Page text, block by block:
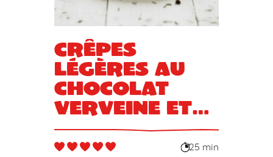
Crêpes
légères au
chocolat
verveine et
menthe
25 min